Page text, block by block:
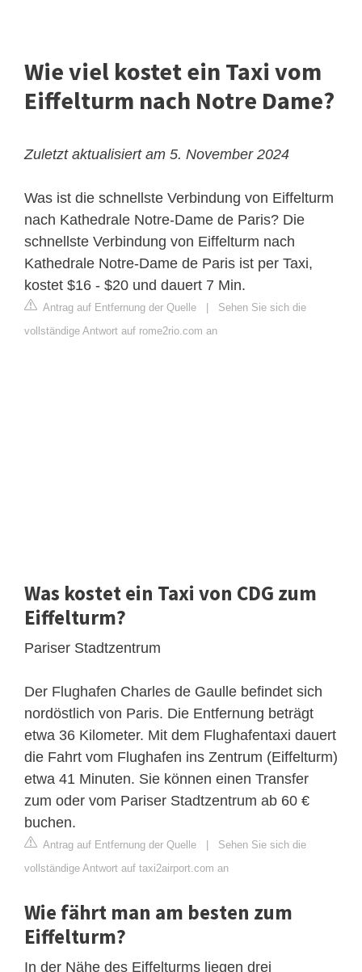
Wie viel kostet ein Taxi vom
Eiffelturm nach Notre Dame?
Zuletzt aktualisiert am 5. November 2024
Was ist die schnellste Verbindung von Eiffelturm
nach Kathedrale Notre-Dame de Paris? Die
schnellste Verbindung von Eiffelturm nach
Kathedrale Notre-Dame de Paris ist per Taxi,
kostet $16 - $20 und dauert 7 Min.
Antrag auf Entfernung der Quelle
Sehen Sie sich die
vollständige Antwort auf rome2rio.com an
Was kostet ein Taxi von CDG zum
Eiffelturm?
Pariser Stadtzentrum
Der Flughafen Charles de Gaulle befindet sich
nordöstlich von Paris. Die Entfernung beträgt
etwa 36 Kilometer. Mit dem Flughafentaxi dauert
die Fahrt vom Flughafen ins Zentrum (Eiffelturm)
etwa 41 Minuten. Sie können einen Transfer
zum oder vom Pariser Stadtzentrum ab 60 €
buchen.
Antrag auf Entfernung der Quelle
Sehen Sie sich die
vollständige Antwort auf taxi2airport.com an
Wie fährt man am besten zum
Eiffelturm?
In der Nähe des Eiffelturms liegen drei